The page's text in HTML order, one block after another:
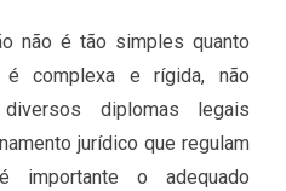
não é tão simples quanto
complexa e rígida, não
diplomas legais
jurídico que regulam
o adequado